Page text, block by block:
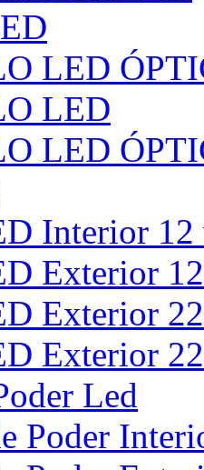
LED
LED
LED
Interior
Exterior
Exterior
Exterior
Led
Poder